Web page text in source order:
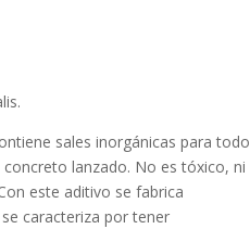
sales inorgánicas para todo
lanzado. No es tóxico, ni
este aditivo se fabrica
caracteriza por tener